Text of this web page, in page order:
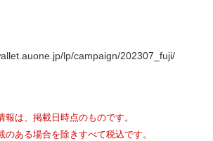
lp/campaign/202307_fuji/
報は、掲載日時点のものです。
ある場合を除きすべて税込です。